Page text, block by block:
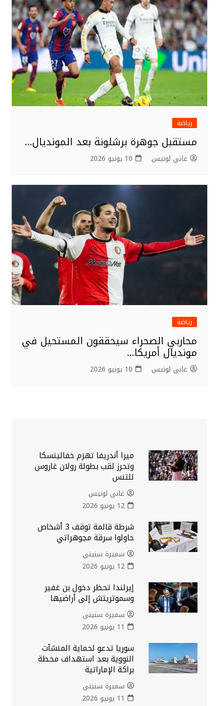
رياضة
مستقبل جوهرة برشلونة بعد المونديال…
غاني لونيس 10 يونيو 2026
رياضة
محاربي الصحراء سيحققون المستحيل في
مونديال أمريكا…
غاني لونيس 10 يونيو 2026
ميرا أندريفا تهزم خفالينسكا
وتحرز لقب بطولة رولان غاروس
للتنس
غاني لونيس
12 يونيو 2026
شرطة قالمة توقف 3 أشخاص
حاولوا سرقة مجوهراتي
سميرة سنيني
12 يونيو 2026
إيرلندا تحظر دخول بن غفير
وسموتريتش إلى أراضيها
سميرة سنيني
11 يونيو 2026
سوريا تدعو لحماية المنشآت
النووية بعد استهداف محطة
براكة الإماراتية
سميرة سنيني
11 يونيو 2026